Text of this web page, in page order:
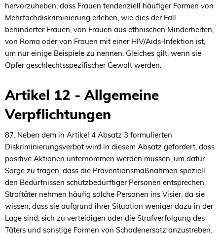
hervorzuheben, dass Frauen tendenziell häufiger Formen von
Mehrfachdiskriminierung erleben, wie dies der Fall
behinderter Frauen, von Frauen aus ethnischen Minderheiten,
von Roma oder von Frauen mit einer HIV/Aids-Infektion ist,
um nur einige Beispiele zu nennen. Gleiches gilt, wenn sie
Opfer geschlechtsspezifischer Gewalt werden.
Artikel 12 - Allgemeine
Verpflichtungen
87. Neben dem in Artikel 4 Absatz 3 formulierten
Diskriminierungsverbot wird in diesem Absatz gefordert, dass
positive Aktionen unternommen werden müssen, um dafür
Sorge zu tragen, dass die Präventionsmaßnahmen speziell
den Bedürfnissen schutzbedürftiger Personen entsprechen.
Straftäter nehmen häufig solche Personen ins Visier, da sie
wissen, dass sie aufgrund ihrer Situation weniger dazu in der
Lage sind, sich zu verteidigen oder die Strafverfolgung des
Täters und sonstige Formen von Schadenersatz anzustreben.